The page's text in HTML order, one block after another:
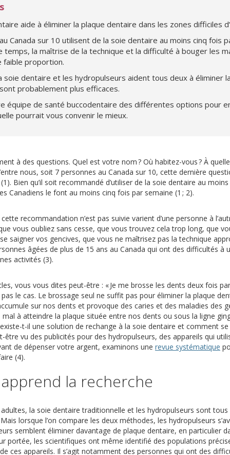
aide à éliminer la plaque dentaire dans les zones difficiles
Canada sur 10 utilisent de la soie dentaire au moins cinq fois
temps, la maîtrise de la technique et la difficulté à bouger les
faible proportion.
soie dentaire et les hydropulseurs aident tous deux à éliminer
probablement plus efficaces.
équipe de santé buccodentaire des différentes options pour
pourrait vous convenir le mieux.
à des questions. Quel est votre nom ? Où habitez-vous ? À
nous, soit 7 personnes au Canada sur 10, cette dernière
Bien qu’il soit recommandé d’utiliser de la soie dentaire au
Canadiens le font au moins cinq fois par semaine (1 ; 2).
recommandation n’est pas suivie varient d’une personne à
vous oubliez sans cesse, que vous trouvez cela trop long, que
saigner vos gencives, que vous ne maîtrisez pas la technique
âgées de plus de 15 ans au Canada qui ont des difficultés à
activités (3).
vous vous dites peut-être : « Je me brosse les dents deux fois
le cas. Le brossage seul ne suffit pas pour éliminer la plaque
sur nos dents et provoque des caries et des maladies des
à atteindre la plaque située entre nos dents ou sous la ligne
t-il une solution de rechange à la soie dentaire et comment
vu des publicités pour des hydropulseurs, des appareils qui
de dépenser votre argent, examinons une revue systématique
(4).
la recherche
adultes, la soie dentaire traditionnelle et les hydropulseurs sont
lorsque l’on compare les deux méthodes, les hydropulseurs
semblent éliminer davantage de plaque dentaire, en particulier
portée, les scientifiques ont même identifié des populations
ces appareils. Il s’agit notamment des personnes qui ont des